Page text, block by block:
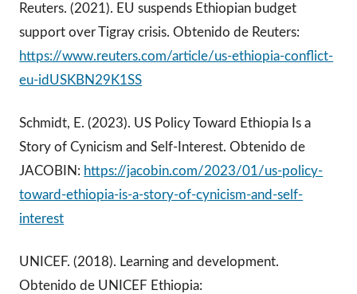
Reuters. (2021). EU suspends Ethiopian budget
support over Tigray crisis. Obtenido de Reuters:
https://www.reuters.com/article/us-ethiopia-conflict-
eu-idUSKBN29K1SS
Schmidt, E. (2023). US Policy Toward Ethiopia Is a
Story of Cynicism and Self-Interest. Obtenido de
JACOBIN: https://jacobin.com/2023/01/us-policy-
toward-ethiopia-is-a-story-of-cynicism-and-self-
interest
UNICEF. (2018). Learning and development.
Obtenido de UNICEF Ethiopia: